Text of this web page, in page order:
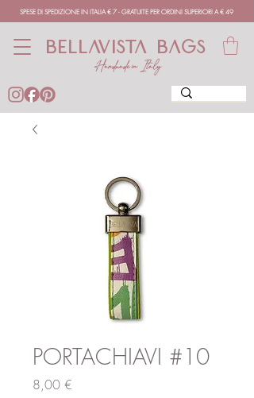
SPESE DI SPEDIZIONE IN ITALIA € 7 - GRATUITE PER ORDINI SUPERIORI A € 49
BELLAVISTA BAGS
Handmade in Italy
PORTACHIAVI #10
8,00 €